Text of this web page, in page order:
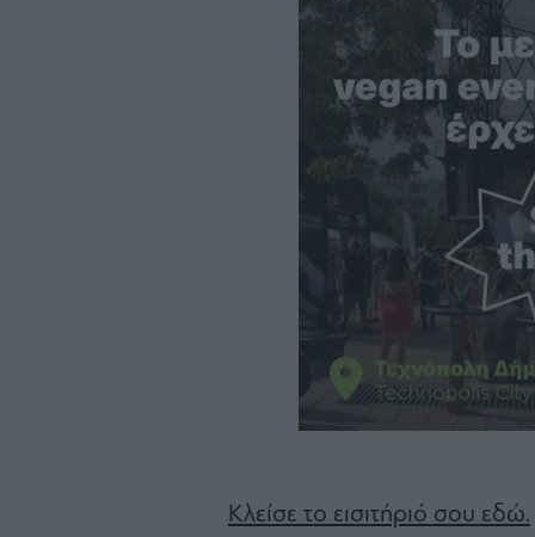
Κλείσε το εισιτήριό σου εδώ.